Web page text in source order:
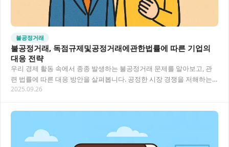
불공정거래
불공정거래, 독점규제및공정거래에관한법률에 따른 기업의
대응 전략
우리 경제 활동 속에서 종종 발생하는 불공정거래 문제를 알아보고, 관
련 법률에 따른 대응 방안을 살펴봅니다. 공정한 시장 경쟁을 저해하는
행위에 대한 법적 제재와 신고 방법, 기업…
2025.09.26